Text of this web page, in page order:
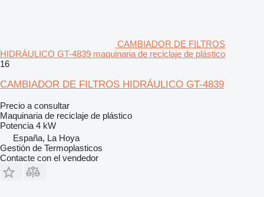
CAMBIADOR DE FILTROS
HIDRÁULICO GT-4839 maquinaria de reciclaje de plástico
16
CAMBIADOR DE FILTROS HIDRÁULICO GT-4839
Precio a consultar
Maquinaria de reciclaje de plástico
Potencia 4 kW
España, La Hoya
Gestión de Termoplasticos
Contacte con el vendedor